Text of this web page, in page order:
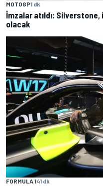
MOTOGP1 dk
İmzalar atıldı:
olacak
FORMULA 141 dk